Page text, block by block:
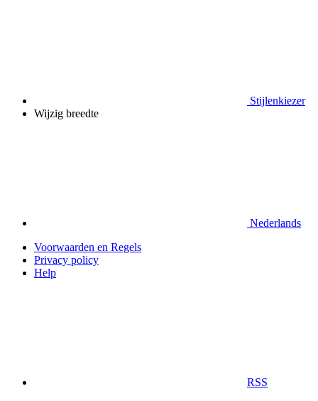
Stijlenkiezer
Wijzig breedte
Nederlands
Voorwaarden en Regels
Privacy policy
Help
RSS